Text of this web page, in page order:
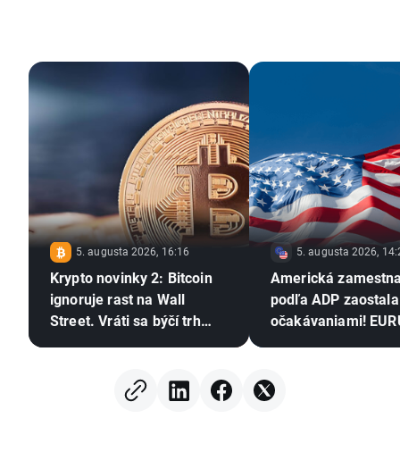
5. augusta 2026, 16:16
Krypto novinky 2: Bitcoin
ignoruje rast na Wall
Street. Vráti sa býčí trh
5. augusta 2026,
Americká
podľa ADP
očakávaniami!